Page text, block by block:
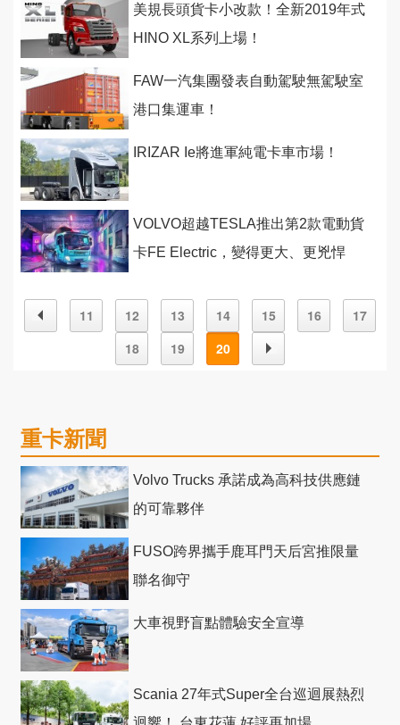
美規長頭貨卡小改款！全新2019年式
HINO XL系列上場！
FAW一汽集團發表自動駕駛無駕駛室
港口集運車！
IRIZAR Ie將進軍純電卡車市場！
VOLVO超越TESLA推出第2款電動貨
卡FE Electric，變得更大、更兇悍
11 12 13 14 15 16
17
18
19 20
重卡新聞
Volvo Trucks 承諾成為高科技供應鏈
的可靠夥伴
FUSO跨界攜手鹿耳門天后宮推限量
聯名御守
大車視野盲點體驗安全宣導
Scania 27年式Super全台巡迴展熱烈